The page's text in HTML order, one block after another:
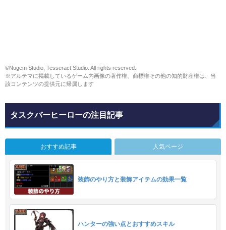
©Nugem Studio, Tesseract Studio. All rights reserved.
※アルテマに掲載しているゲーム内画像の著作権、商標権その他の知的財産権は、当
該コンテンツの提供元に帰属します
タスクバーヒーローの注目記事
おすすめ記事 人気ページ
装飾のやり方と装飾アイテムの効果一覧
ハンターの強い点とおすすめスキル